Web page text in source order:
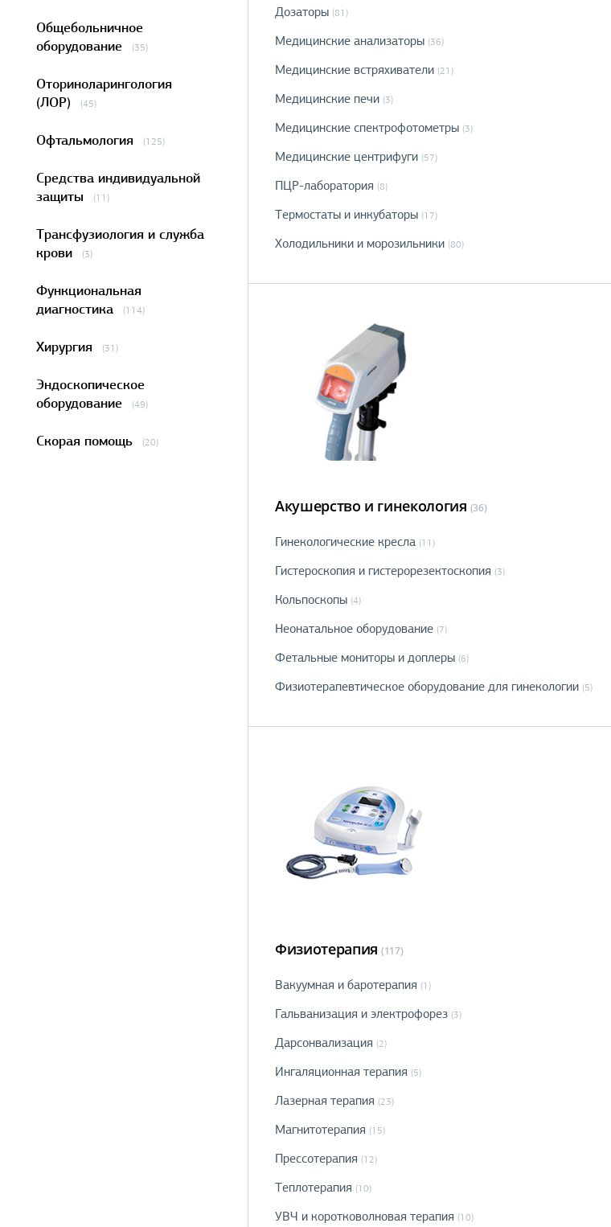
Общебольничное
оборудование
(35)
Оториноларингология
(ЛОР)
(45)
Офтальмология (125)
Средства индивидуальной
защиты
(11)
Трансфузиология и служба
крови
(3)
Функциональная
диагностика
(114)
Хирургия (31)
Эндоскопическое
оборудование
(49)
Скорая помощь (20)
Дозаторы (81)
Медицинские анализаторы (36)
Медицинские встряхиватели (21)
Медицинские печи (3)
Медицинские спектрофотометры (3)
Медицинские центрифуги (57)
ПЦР-лаборатория (8)
Термостаты и инкубаторы (17)
Холодильники и морозильники (80)
Акушерство и гинекология (36)
Гинекологические кресла (11)
Гистероскопия и гистерорезектоскопия (3)
Кольпоскопы (4)
Неонатальное оборудование (7)
Фетальные мониторы и доплеры (6)
Физиотерапевтическое оборудование для гинекологии (5)
Физиотерапия (117)
Вакуумная и баротерапия (1)
Гальванизация и электрофорез (3)
Дарсонвализация (2)
Ингаляционная терапия (5)
Лазерная терапия (23)
Магнитотерапия (15)
Прессотерапия (12)
Теплотерапия (10)
УВЧ и коротковолновая терапия (10)